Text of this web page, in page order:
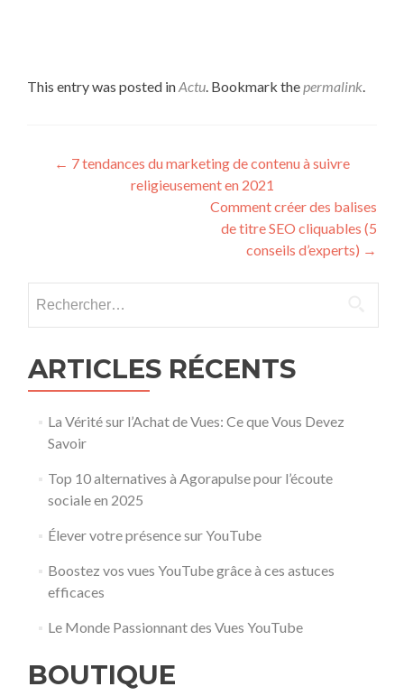
This entry was posted inActu. Bookmark thepermalink.
Post navigation
← 7 tendances du marketing de contenu à suivre
religieusement en 2021
Comment créer des balises
de titre SEO cliquables (5
conseils d’experts) →
ARTICLES RÉCENTS
La Vérité sur l’Achat de Vues: Ce que Vous Devez
Savoir
Top 10 alternatives à Agorapulse pour l’écoute
sociale en 2025
Élever votre présence sur YouTube
Boostez vos vues YouTube grâce à ces astuces
efficaces
Le Monde Passionnant des Vues YouTube
BOUTIQUE